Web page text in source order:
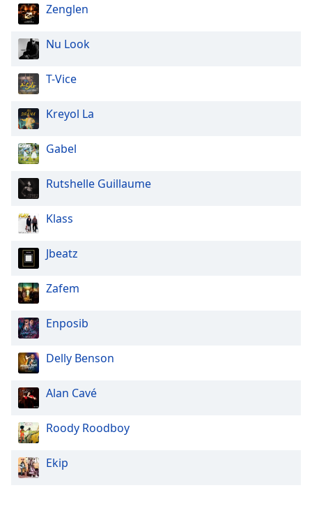
Zenglen
Nu Look
T-Vice
Kreyol La
Gabel
Rutshelle Guillaume
Klass
Jbeatz
Zafem
Enposib
Delly Benson
Alan Cavé
Roody Roodboy
Ekip